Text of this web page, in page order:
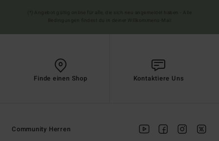
Finde einen Shop Kontaktiere Uns
Community Herren